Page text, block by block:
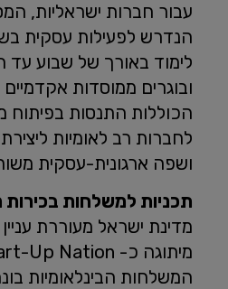
עבור חברות ישראליות,
הנדרש לפעילות עסקית
לימוד באורך של שבוע עד
ובוגרים ממוסדות אקדמיים
הכוללות התנסות בפיתוח
לחברות רב לאומיות
ושפה ארגונית-עסקית
תכניות למשלחות בכירות
מדינת ישראל מעוררת
המשלחות הבינלאומיות